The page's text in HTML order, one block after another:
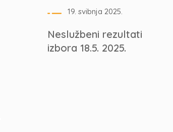
19. svibnja 2025.
Neslužbeni rezultati
izbora 18.5. 2025.